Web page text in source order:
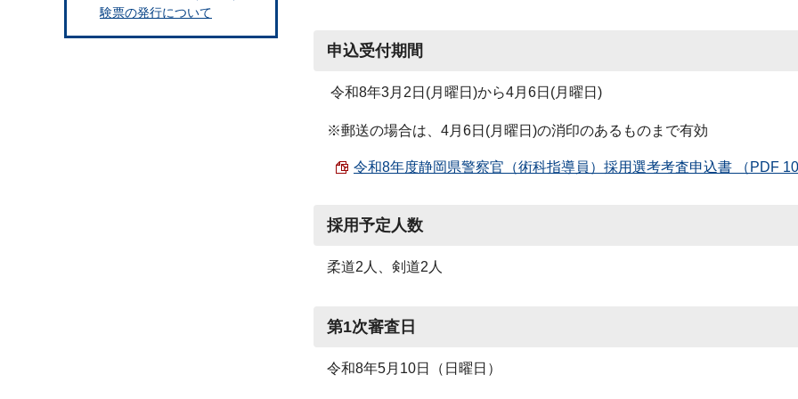
申込受付期間
令和8年3月2日(月曜日)から4月6日(月曜日)
※郵送の場合は、4月6日(月曜日)の消印のあるものまで有効
令和8年度静岡県警察官（術科指導員）採用選考考査申込書 （PDF
採用予定人数
柔道2人、剣道2人
第1次審査日
令和8年5月10日（日曜日）
験票の発行について